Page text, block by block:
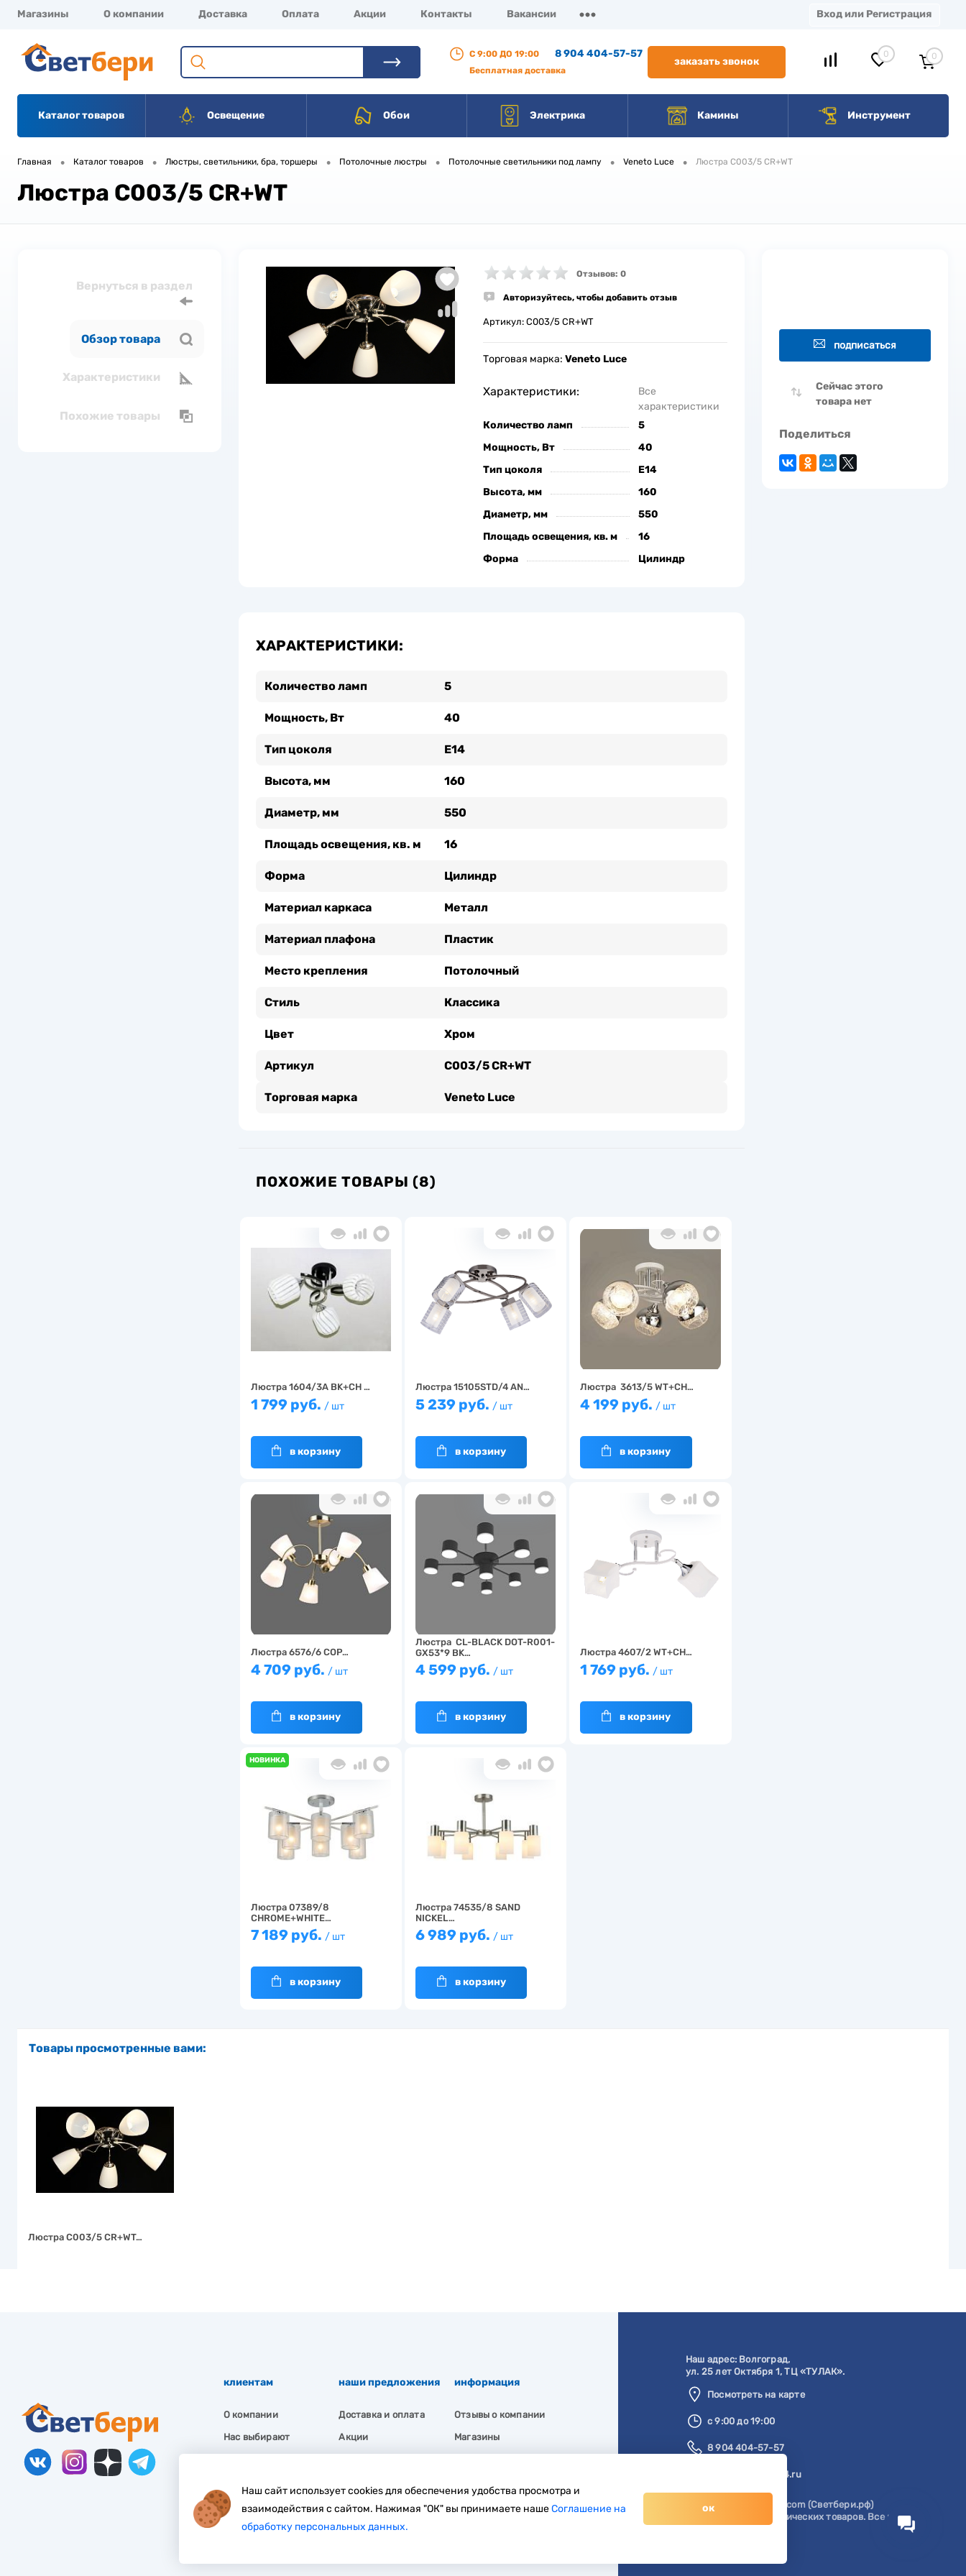
Магазины О компании Доставка Оплата Акции Контакты Вакансии Вход или Регистрация
С 9:00 ДО 19:00 8 904 404-57-57
Бесплатная доставка
заказать звонок
0 0
Каталог товаров Освещение Обои Электрика Камины Инструмент
Главная • Каталог товаров • Люстры, светильники, бра, торшеры • Потолочные люстры • Потолочные светильники под лампу • Veneto Luce • Люстра C003/5 CR+WT
Люстра C003/5 CR+WT
Вернуться в раздел
Обзор товара
Характеристики
Похожие товары
Отзывов: 0
Авторизуйтесь, чтобы добавить отзыв
Артикул: C003/5 CR+WT
Торговая марка: Veneto Luce
Характеристики:
Все
характеристики
Количество ламп
5
Мощность, Вт
40
Тип цоколя
Е14
Высота, мм
160
Диаметр, мм
550
Площадь освещения, кв. м
16
Форма
Цилиндр
ХАРАКТЕРИСТИКИ:
Количество ламп 5
Мощность, Вт 40
Тип цоколя Е14
Высота, мм 160
Диаметр, мм 550
Площадь освещения, кв. м 16
Форма Цилиндр
Материал каркаса Металл
Материал плафона Пластик
Место крепления Потолочный
Стиль Классика
Цвет Хром
Артикул C003/5 CR+WT
Торговая марка Veneto Luce
ПОХОЖИЕ ТОВАРЫ (8)
Люстра 1604/3A BK+CH …
1 799 руб. / шт
в корзину
Люстра 15105STD/4 AN…
5 239 руб. / шт
в корзину
Люстра 3613/5 WT+CH…
4 199 руб. / шт
в корзину
Люстра 6576/6 COP…
4 709 руб. / шт
в корзину
Люстра CL-BLACK DOT-R001-
GX53*9 BK…
4 599 руб. / шт
в корзину
Люстра 4607/2 WT+CH…
1 769 руб. / шт
в корзину
НОВИНКА
Люстра 07389/8
CHROME+WHITE…
7 189 руб. / шт
в корзину
Люстра 74535/8 SAND
NICKEL…
6 989 руб. / шт
в корзину
подписаться
Сейчас этого
товара нет
Поделиться
Товары просмотренные вами:
Люстра C003/5 CR+WT…
клиентам
О компании
Нас выбирают
Частые вопросы
наши предложения
Доставка и оплата
Акции
информация
Отзывы о компании
Магазины
Наш адрес: Волгоград,
ул. 25 лет Октября 1, ТЦ «ТУЛАК».
Посмотреть на карте
с 9:00 до 19:00
8 904 404-57-57
zakaz@svetberi34.ru
© 1996-2026 svetberi.com (Светбери.рф)
Магазин электротехнических товаров. Все права
Наш сайт использует cookies для обеспечения удобства просмотра и
взаимодействия с сайтом. Нажимая "ОК" вы принимаете нашеСоглашение на
обработку персональных данных.
ок